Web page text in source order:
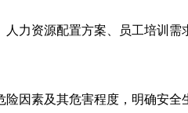
人力资源配置方案、员工培训
险因素及其危害程度，明确安